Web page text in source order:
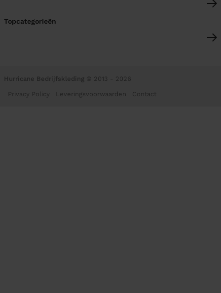
Topcategorieën
Hurricane Bedrijfskleding © 2013 - 2026
Privacy Policy Leveringsvoorwaarden Contact